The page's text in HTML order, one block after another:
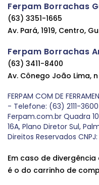
Ferpam Borrachas
(63) 3351-1665
Av. Pará, 1919, Centro,
Ferpam Borrachas
(63) 3411-8400
Av. Cônego João Lima,
FERPAM COM DE
- Telefone: (63) 2111-
Ferpam.com.br Quadra
16A, Plano Diretor Sul,
Direitos Reservados
Em caso de
é o do carrinho de